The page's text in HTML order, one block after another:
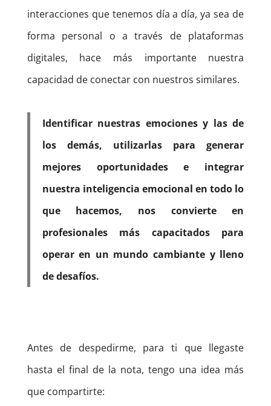
interacciones que tenemos día a día, ya sea de
forma personal o a través de plataformas
digitales, hace más importante nuestra
capacidad de conectar con nuestros similares.
Identificar nuestras emociones y las de
los demás, utilizarlas para generar
mejores oportunidades e integrar
nuestra inteligencia emocional en todo lo
que hacemos, nos convierte en
profesionales más capacitados para
operar en un mundo cambiante y lleno
de desafíos.
Antes de despedirme, para ti que llegaste
hasta el final de la nota, tengo una idea más
que compartirte: